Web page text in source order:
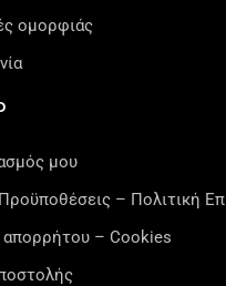
ομορφιάς
μου
– Πολιτική
απορρήτου – Cookies